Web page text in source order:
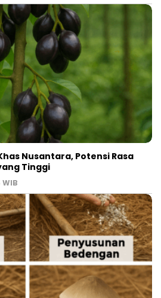
Nusantara, Potensi Rasa
Tinggi